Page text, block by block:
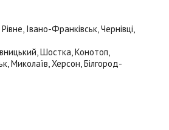
Івано-Франківськ, Чернівці,
Шостка, Конотоп,
Миколаїв, Херсон, Білгород-